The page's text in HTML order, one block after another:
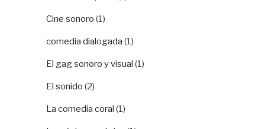
Cine sonoro (1)
comedia dialogada (1)
El gag sonoro y visual (1)
El sonido (2)
La comedia coral (1)